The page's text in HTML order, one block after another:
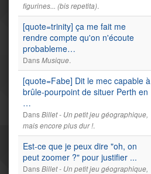
figurines... (bis repetita).
[quote=trinity] ça me fait me
rendre compte qu'on n'écoute
probableme…
DansMusique.
[quote=Fabe] Dit le mec capable à
brûle-pourpoint de situer Perth en
…
DansBillet - Un petit jeu géographique,
mais encore plus dur !.
Est-ce que je peux dire "oh, on
peut zoomer ?" pour justifier ...
DansBillet - Un petit jeu géographique,